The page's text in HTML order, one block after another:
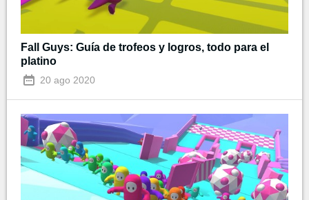
Fall Guys: Guía de trofeos y logros, todo para el
platino
20 ago 2020